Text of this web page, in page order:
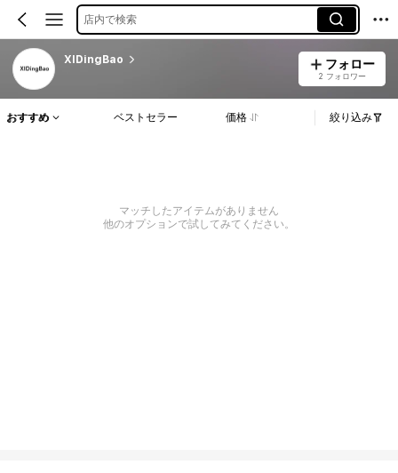
店内で検索
XIDingBao フォロー
2 フォロワー
おすすめ ベストセラー 価格 絞り込み
マッチしたアイテムがありません
他のオプションで試してみてください。